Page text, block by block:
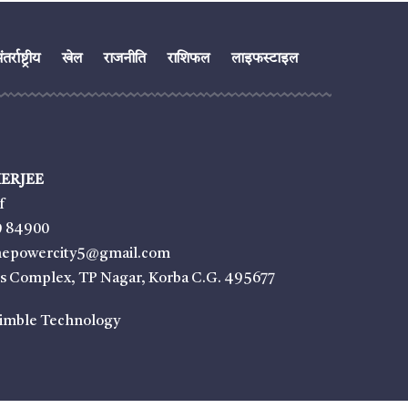
खेल राजनीति राशिफल लाइफस्टाइल
84900
Complex, TP Nagar, Korba C.G. 495677
Technology